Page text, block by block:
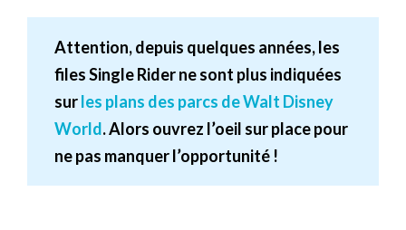
Attention, depuis quelques années, les
files Single Rider ne sont plus indiquées
surles plans des parcs de Walt Disney
World. Alors ouvrez l’oeil sur place pour
ne pas manquer l’opportunité !